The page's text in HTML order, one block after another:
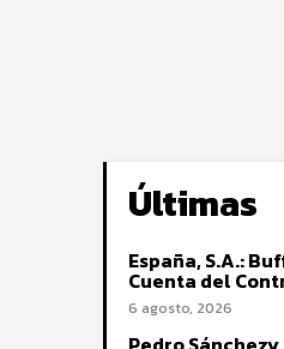
Últimas
España, S.A.:
Cuenta del
6 agosto, 2026